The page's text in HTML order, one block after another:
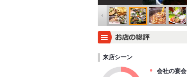
来店シーン
会社の宴会